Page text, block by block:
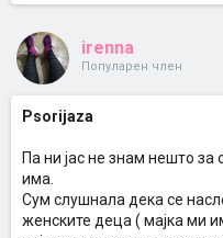
irenna
Популарен член
Psorijaza
Па ни јас не знам нешто за
има.
Сум слушнала дека се
женските деца ( мајка ми